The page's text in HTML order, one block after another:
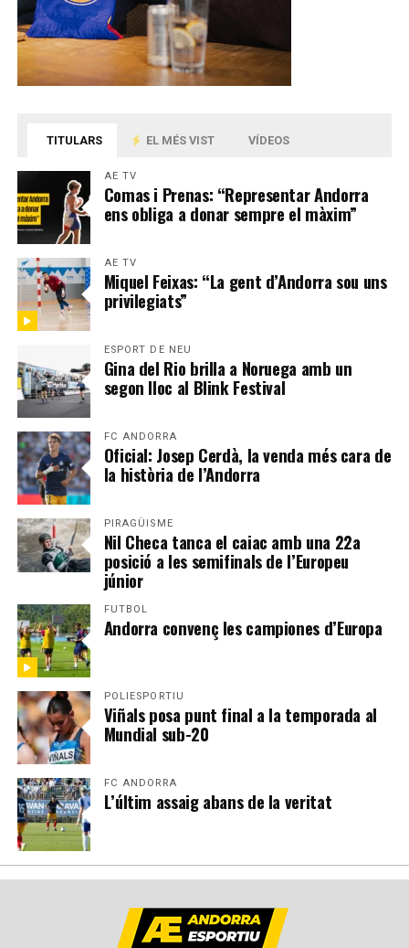
TITULARS EL MÉS VIST VÍDEOS
AE TV
Comas i Prenas: “Representar Andorra
ens obliga a donar sempre el màxim”
AE TV
Miquel Feixas: “La gent d’Andorra sou uns
privilegiats”
ESPORT DE NEU
Gina del Rio brilla a Noruega amb un
segon lloc al Blink Festival
FC ANDORRA
Oficial: Josep Cerdà, la venda més cara de
la història de l’Andorra
PIRAGÜISME
Nil Checa tanca el caiac amb una 22a
posició a les semifinals de l’Europeu
júnior
FUTBOL
Andorra convenç les campiones d’Europa
POLIESPORTIU
Viñals posa punt final a la temporada al
Mundial sub-20
FC ANDORRA
L’últim assaig abans de la veritat